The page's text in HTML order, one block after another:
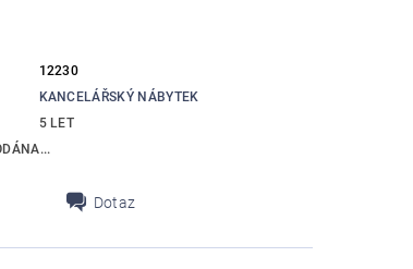
12230
KANCELÁŘSKÝ NÁBYTEK
5 LET
Dotaz